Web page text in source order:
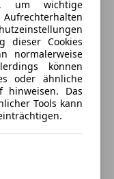
Rabatt holen
um wichtige
dieser Cookies
normalerweise
können
oder ähnliche
hinweisen. Das
Tools kann